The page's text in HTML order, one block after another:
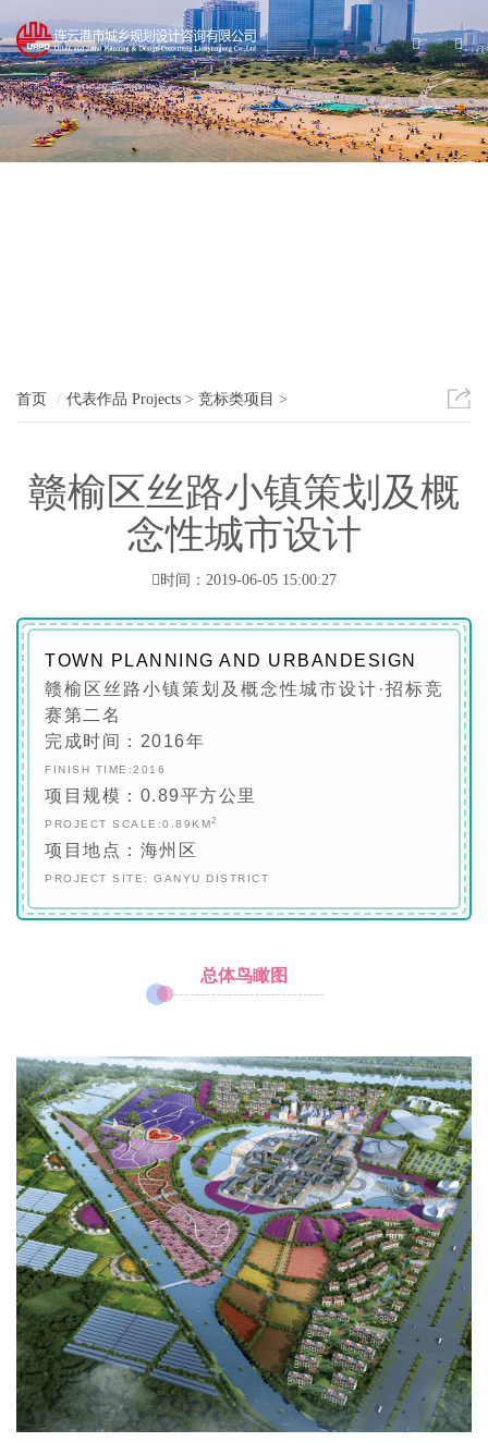
首页 代表作品 Projects > 竞标类项目 >
​赣榆区丝路小镇策划及概
念性城市设计
时间：2019-06-05 15:00:27
TOWN PLANNING AND URBANDESIGN
赣榆区丝路小镇策划及概念性城市设计·招标竞
赛第二名
完成时间： 2016年
FINISH TIME:2016
项目规模：0.89平方公里
PROJECT SCALE:0.89KM2
项目地点：海州区
PROJECT SITE: GANYU DISTRICT
总体鸟瞰图